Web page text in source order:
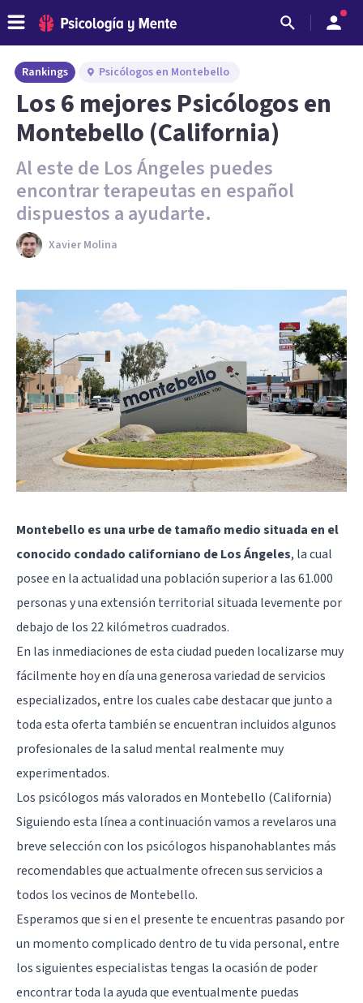
Rankings Psicólogos en Montebello
Los 6 mejores Psicólogos en
Montebello (California)
Al este de Los Ángeles puedes
encontrar terapeutas en español
dispuestos a ayudarte.
Xavier Molina
Montebello es una urbe de tamaño medio situada en el
conocido condado californiano de Los Ángeles, la cual
posee en la actualidad una población superior a las 61.000
personas y una extensión territorial situada levemente por
debajo de los 22 kilómetros cuadrados.
En las inmediaciones de esta ciudad pueden localizarse muy
fácilmente hoy en día una generosa variedad de servicios
especializados, entre los cuales cabe destacar que junto a
toda esta oferta también se encuentran incluidos algunos
profesionales de la salud mental realmente muy
experimentados.
Los psicólogos más valorados en Montebello (California)
Siguiendo esta línea a continuación vamos a revelaros una
breve selección con los psicólogos hispanohablantes más
recomendables que actualmente ofrecen sus servicios a
todos los vecinos de Montebello.
Esperamos que si en el presente te encuentras pasando por
un momento complicado dentro de tu vida personal, entre
los siguientes especialistas tengas la ocasión de poder
encontrar toda la ayuda que eventualmente puedas